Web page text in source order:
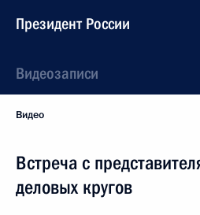
Президент России
Видеозаписи
Видео
Встреча с
деловых кругов